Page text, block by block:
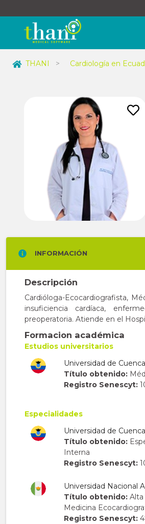
THANI > Cardiología en
INFORMACIÓN
Descripción
Cardióloga-Ecocardiografista,
insuficiencia cardíaca,
preoperatoria. Atiende en el
Formacion académica
Estudios universitarios
Universidad de Cuenca
Título obtenido:
Registro Senescyt:
Especialidades
Universidad de Cuenca
Título obtenido:
Interna
Registro Senescyt:
Universidad Nacional
Título obtenido: Alta
Medicina
Registro Senescyt: